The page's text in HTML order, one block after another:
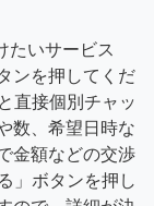
たいサービス
ンを押してくだ
直接個別チャッ
数、希望日時な
金額などの交渉
」ボタンを押し